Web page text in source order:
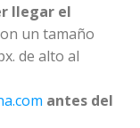
llegar el
un tamaño
de alto al
antes del